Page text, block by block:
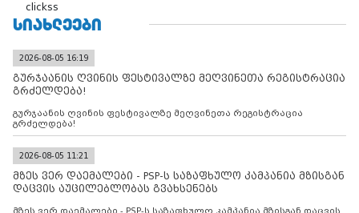
clickss
ᲡᲘᲐᲮᲚᲔᲔᲑᲘ
2026-08-05 16:19
გურჯაანის ღვინის ფესტივალზე მეღვინეთა რეგისტრაცია
გრძელდება!
გურჯაანის ღვინის ფესტივალზე მეღვინეთა რეგისტრაცია
გრძელდება!
2026-08-05 11:21
მზეს ვერ დაემალები - PSP-ს საზაფხულო კამპანია მზისგან
დაცვის აუცილებლობას გვახსენებს
მზეს ვერ დაემალები - PSP-ს საზაფხულო კამპანია მზისგან დაცვის